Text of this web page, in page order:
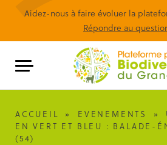
Aidez-nous à faire évoluer la
Répondre au
ACCUEIL » EVENEMENTS »
EN VERT ET BLEU : BALADE-
(54)